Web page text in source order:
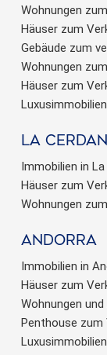
Wohnungen
Häuser zum
Gebäude zum
Wohnungen
Häuser zum
La
Immobilien in
Häuser zum
Wohnungen
Andorra
Immobilien in
Häuser zum
Wohnungen
Penthouse zum